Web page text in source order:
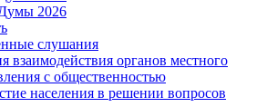
2026
слушания
взаимодействия органов местного
с общественностью
населения в решении вопросов